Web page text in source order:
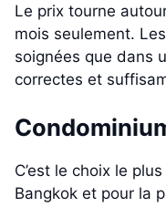
Le prix tourne
mois seulement.
soignées que dans
correctes et
C’est le choix le
Bangkok et pour la